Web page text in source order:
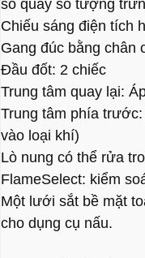
số quay số tượng
Chiếu sáng điện tích
Gang đúc bằng chân
Đầu đốt: 2 chiếc
Trung tâm quay lại:
Trung tâm phía
vào loại khí)
Lò nung có thể rửa
FlameSelect: kiểm
Một lưới sắt bề mặt
cho dụng cụ nấu.